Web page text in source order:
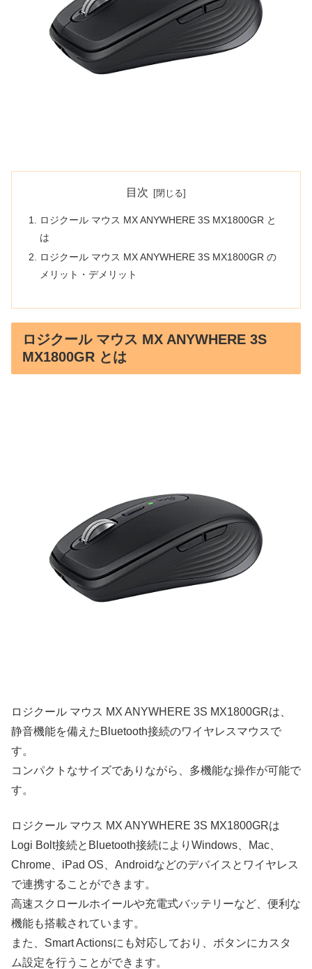
目次
ロジクール マウス MX ANYWHERE 3S MX1800GR と
は
ロジクール マウス MX ANYWHERE 3S MX1800GR の
メリット・デメリット
ロジクール マウス MX ANYWHERE 3S
MX1800GR とは
ロジクール マウス MX ANYWHERE 3S MX1800GRは、
静音機能を備えたBluetooth接続のワイヤレスマウスで
す。
コンパクトなサイズでありながら、多機能な操作が可能で
す。
ロジクール マウス MX ANYWHERE 3S MX1800GRは
Logi Bolt接続とBluetooth接続によりWindows、Mac、
Chrome、iPad OS、Androidなどのデバイスとワイヤレス
で連携することができます。
高速スクロールホイールや充電式バッテリーなど、便利な
機能も搭載されています。
また、Smart Actionsにも対応しており、ボタンにカスタ
ム設定を行うことができます。